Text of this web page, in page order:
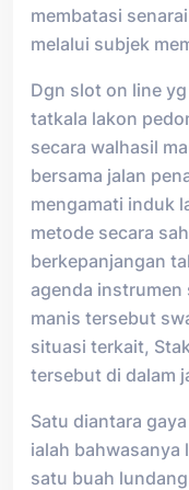
membatasi
melalui subjek
Dgn slot on line
tatkala lakon
secara walhasil
bersama jalan
mengamati induk
metode secara
berkepanjangan
agenda instrumen
manis tersebut
situasi terkait,
tersebut di dalam
Satu diantara
ialah
satu buah